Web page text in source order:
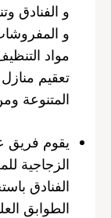
و الفنادق
و
مواد
تعقيم
المتنوعة
يقوم فريق
الزجاجية
الفنادق
الطوابق